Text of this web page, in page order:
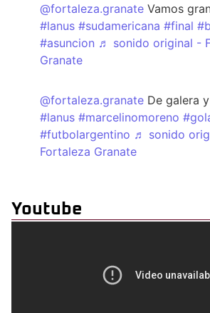
@fortaleza.granate Vamos
#lanus #sudamericana #final
#asuncion ♬ sonido original -
Granate
@fortaleza.granate De galera
#lanus #marcelinomoreno
#futbolargentino ♬ sonido
Fortaleza Granate
Youtube